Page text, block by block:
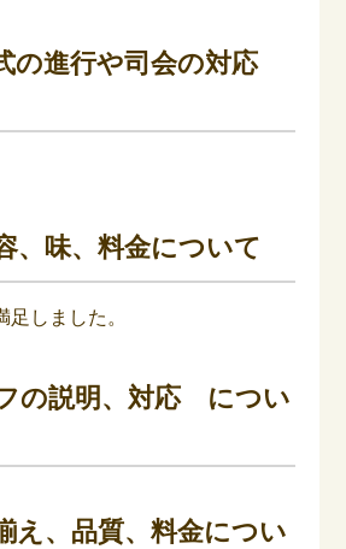
の進行や司会の対応
、味、料金について
足しました。
の説明、対応 につい
え、品質、料金につい